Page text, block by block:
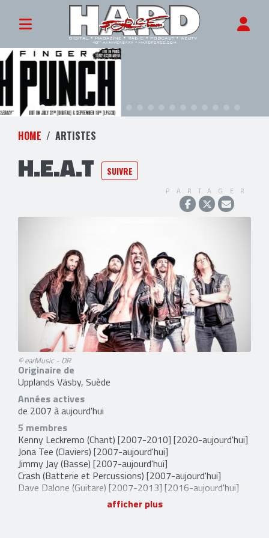
HOME ARTISTES
H.E.A.T SUIVRE
PARTAGER
© earMusic - DR
Originaire de
Upplands Väsby, Suède
Années actives
de 2007 à aujourd'hui
5 membres
Kenny Leckremo (Chant) [2007-2010] [2020-aujourd'hui]
Jona Tee (Claviers) [2007-aujourd'hui]
Jimmy Jay(Basse) [2007-aujourd'hui]
Crash (Batterie et Percussions) [2007-aujourd'hui]
Dave Dalone (Guitare) [2007-2013] [2016-aujourd'hui]
afficher plus